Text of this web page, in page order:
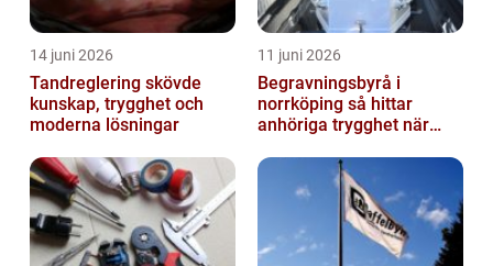
14 juni 2026
Tandreglering skövde
kunskap, trygghet och
moderna lösningar
11 juni 2026
Begravningsbyrå i
norrköping så hittar
anhöriga trygghet när